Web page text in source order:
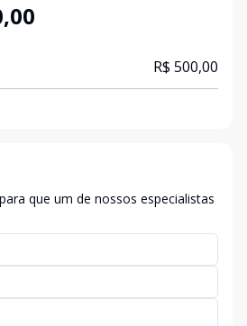
R$ 500,00
que um de nossos especialistas